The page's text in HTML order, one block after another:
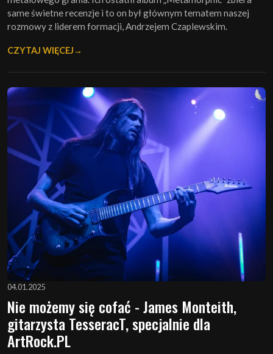
same świetne recenzje i to on był głównym tematem naszej
rozmowy z liderem formacji, Andrzejem Czaplewskim.
CZYTAJ WIĘCEJ
04.01.2025
Nie możemy się cofać - James Monteith,
gitarzysta TesseracT, specjalnie dla
ArtRock.PL